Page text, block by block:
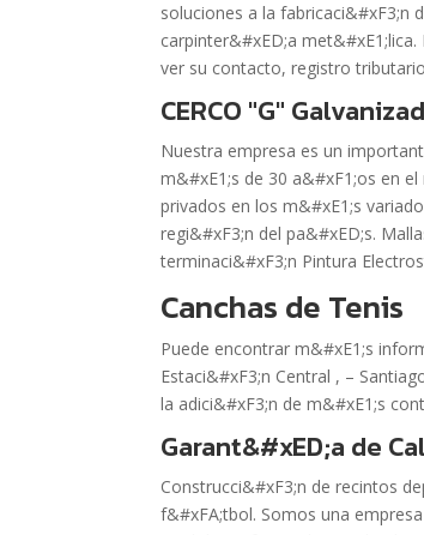
soluciones a la fabricaci&#xF3;n
carpinter&#xED;a
ver su contacto, registro
CERCO "G"
Nuestra empresa es un
m&#xE1;s de 30 a&#xF1;os en
privados en los m&#xE1;s
regi&#xF3;n del pa&#xED;s.
terminaci&#xF3;n Pintura
Canchas de Tenis
Puede encontrar m&#xE1;s
Estaci&#xF3;n Central , –
la adici&#xF3;n de m&#xE1;s
Garant&#xED;a de
Construcci&#xF3;n de recintos
f&#xFA;tbol. Somos una